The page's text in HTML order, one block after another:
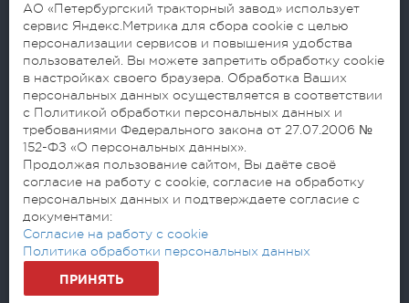
Логотипы
Блог
© 2026 АО «Петербургский тракторный
завод»
Согласие на обработку персональных данных
Политика обработки персональных данных
Разработано:
АО «Петербургский тракторный завод» использует
сервис Яндекс.Метрика для сбора cookie с целью
персонализации сервисов и повышения удобства
пользователей. Вы можете запретить обработку cookie
в настройках своего браузера. Обработка Ваших
персональных данных осуществляется в соответствии
с Политикой обработки персональных данных и
требованиями Федерального закона от 27.07.2006 №
152-ФЗ «О персональных данных».
Продолжая пользование сайтом, Вы даёте своё
согласие на работу с cookie, согласие на обработку
персональных данных и подтверждаете согласие с
документами:
Согласие на работу с cookie
Политика обработки персональных данных
ПРИНЯТЬ